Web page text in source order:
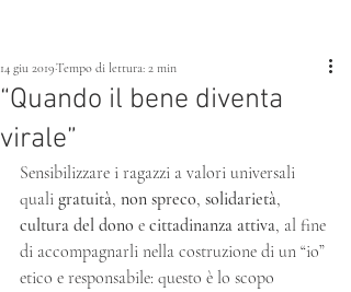
“Quando il bene diventa
virale”
14 giu 2019Tempo di lettura: 2 min
Sensibilizzare i ragazzi a valori universali
quali gratuità, non spreco, solidarietà,
cultura del dono e cittadinanza attiva, al fine
di accompagnarli nella costruzione di un “io”
etico e responsabile: questo è lo scopo